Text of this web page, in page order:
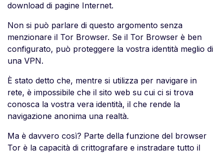
download di pagine Internet.
Non si può parlare di questo argomento senza
menzionare il Tor Browser. Se il Tor Browser è ben
configurato, può proteggere la vostra identità meglio di
una VPN.
È stato detto che, mentre si utilizza per navigare in
rete, è impossibile che il sito web su cui ci si trova
conosca la vostra vera identità, il che rende la
navigazione anonima una realtà.
Ma è davvero così? Parte della funzione del browser
Tor è la capacità di crittografare e instradare tutto il